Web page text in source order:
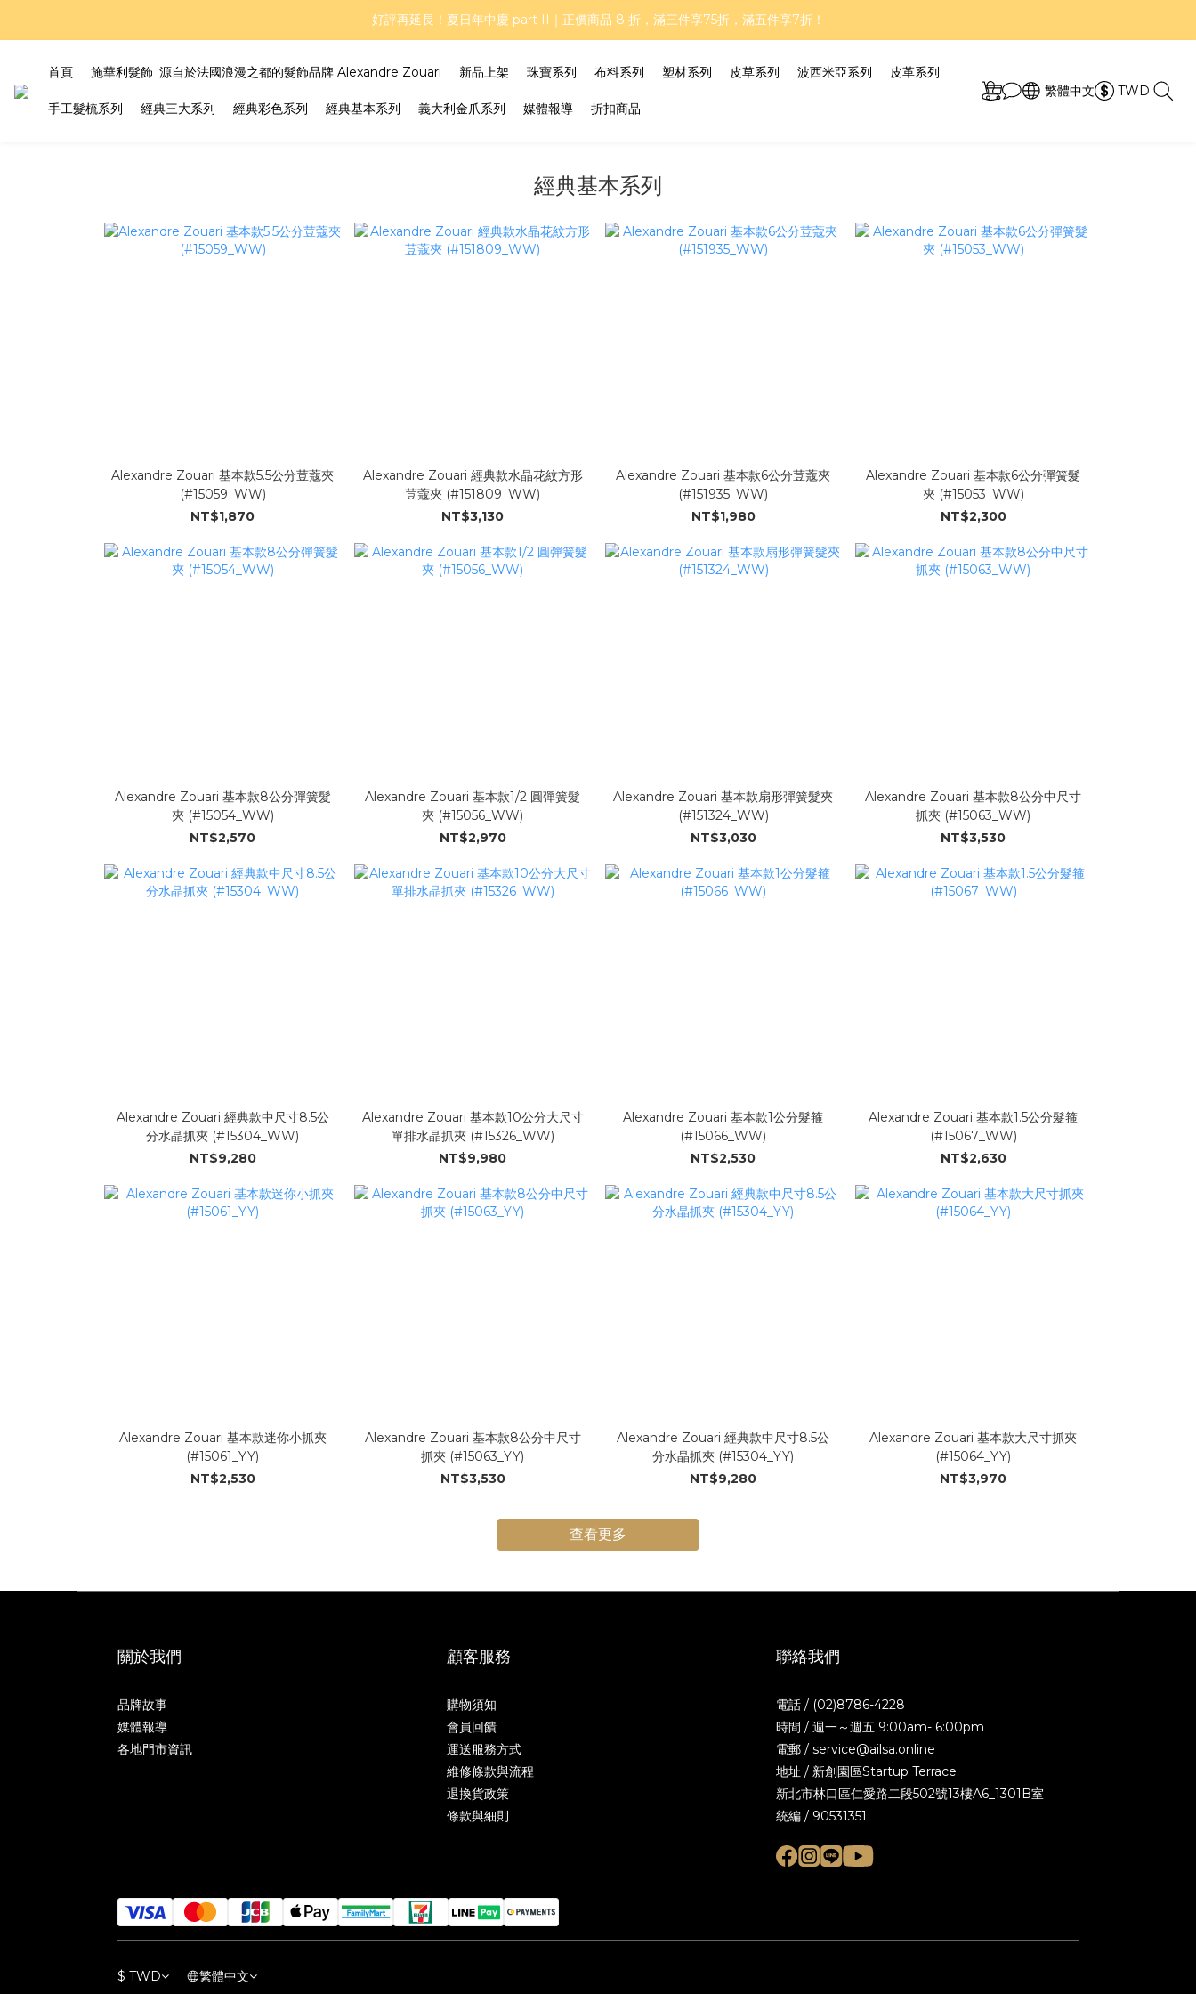
好評再延長！夏日年中慶 part II｜正價商品 8 折，滿三件享75折，滿五件享7折！
好評再延長！夏日年中慶 part II｜正價商品 8 折，滿三件享75折，滿五件享7折！
基本款、彩色款與金爪抓夾，任 2 件 66 折、4 件 55 折！
首頁 施華利髮飾_源自於法國浪漫之都的髮飾品牌 Alexandre Zouari 新品上架 珠寶系列 布料系列 塑材系列 皮草系列 波西米亞系列 皮革系列
手工髮梳系列 經典三大系列 經典彩色系列 經典基本系列 義大利金爪系列 媒體報導 折扣商品
繁體中文 TWD
經典基本系列
Alexandre Zouari 基本款5.5公分荳蔻夾
(#15059_WW)
NT$1,870
Alexandre Zouari 經典款水晶花紋方形
荳蔻夾 (#151809_WW)
NT$3,130
Alexandre Zouari 基本款6公分荳蔻夾
(#151935_WW)
NT$1,980
Alexandre Zouari 基本款6公分彈簧髮
夾 (#15053_WW)
NT$2,300
Alexandre Zouari 基本款8公分彈簧髮
夾 (#15054_WW)
NT$2,570
Alexandre Zouari 基本款1/2 圓彈簧髮
夾 (#15056_WW)
NT$2,970
Alexandre Zouari 基本款扇形彈簧髮夾
(#151324_WW)
NT$3,030
Alexandre Zouari 基本款8公分中尺寸
抓夾 (#15063_WW)
NT$3,530
Alexandre Zouari 經典款中尺寸8.5公
分水晶抓夾 (#15304_WW)
NT$9,280
Alexandre Zouari 基本款10公分大尺寸
單排水晶抓夾 (#15326_WW)
NT$9,980
Alexandre Zouari 基本款1公分髮箍
(#15066_WW)
NT$2,530
Alexandre Zouari 基本款1.5公分髮箍
(#15067_WW)
NT$2,630
Alexandre Zouari 基本款迷你小抓夾
(#15061_YY)
NT$2,530
Alexandre Zouari 基本款8公分中尺寸
抓夾 (#15063_YY)
NT$3,530
Alexandre Zouari 經典款中尺寸8.5公
分水晶抓夾 (#15304_YY)
NT$9,280
Alexandre Zouari 基本款大尺寸抓夾
(#15064_YY)
NT$3,970
查看更多
關於我們
品牌故事
媒體報導
各地門市資訊
顧客服務
購物須知
會員回饋
運送服務方式
維修條款與流程
退換貨政策
條款與細則
聯絡我們
電話 / (02)8786-4228
時間 / 週一～週五 9:00am- 6:00pm
電郵 / service@ailsa.online
地址 / 新創園區Startup Terrace
新北市林口區仁愛路二段502號13樓A6_1301B室
統編 / 90531351
$ TWD 繁體中文